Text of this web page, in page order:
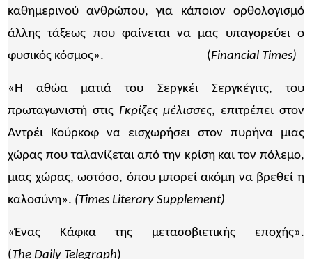
καθημερινού ανθρώπου, για κάποιον ορθολογισμό
άλλης τάξεως που φαίνεται να μας υπαγορεύει ο
φυσικός κόσμος». (Financial Times)
«Η αθώα ματιά του Σεργκέι Σεργκέγιτς, του
πρωταγωνιστή στις Γκρίζες μέλισσες, επιτρέπει στον
Αντρέι Κούρκοφ να εισχωρήσει στον πυρήνα μιας
χώρας που ταλανίζεται από την κρίση και τον πόλεμο,
μιας χώρας, ωστόσο, όπου μπορεί ακόμη να βρεθεί η
καλοσύνη». (Times Literary Supplement)
«Ένας Κάφκα της μετασοβιετικής εποχής».
(The Daily Telegraph)